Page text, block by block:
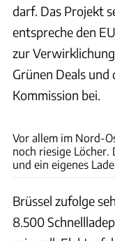
darf. Das Projekt
entspreche den
zur
Grünen Deals
Kommission bei.
Vor allem im Nord-
noch riesige
und ein eigenes
Brüssel zufolge
8.500